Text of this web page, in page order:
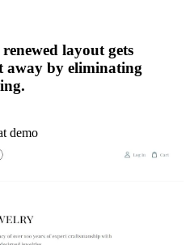
layout gets
away by eliminating
demo